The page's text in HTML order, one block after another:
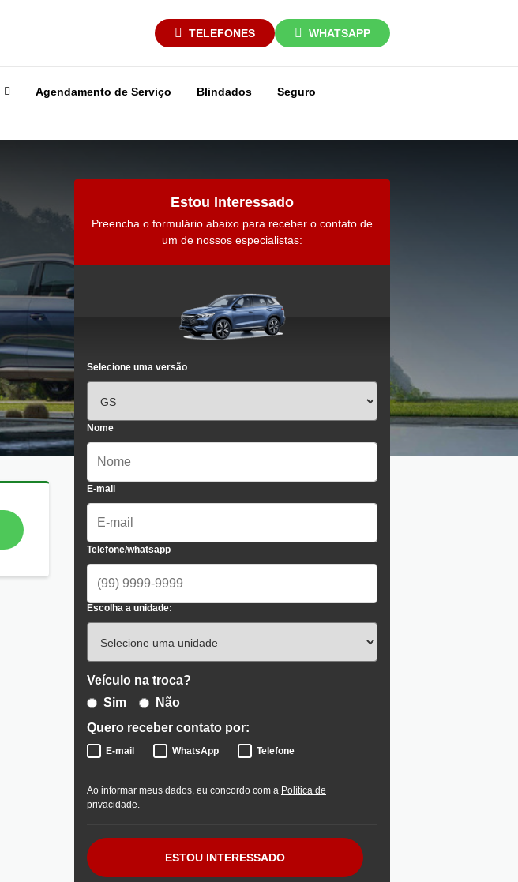
TELEFONES WHATSAPP
Agendamento de Serviço Blindados
Seguro
Estou Interessado
Preencha o formulário abaixo para receber o contato de
um de nossos especialistas:
Selecione uma versão
Nome
E-mail
Telefone/whatsapp
Escolha a unidade:
Veículo na troca?
Sim
Não
Quero receber contato por:
E-mail WhatsApp Telefone
Ao informar meus dados, eu concordo com a Política de
privacidade.
ESTOU INTERESSADO